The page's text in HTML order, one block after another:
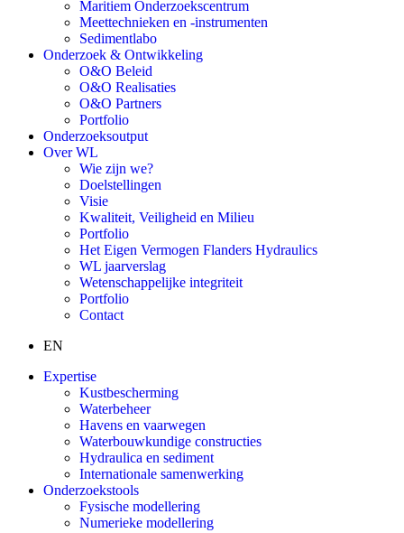
Maritiem Onderzoekscentrum
Meettechnieken en -instrumenten
Sedimentlabo
Onderzoek & Ontwikkeling
O&O Beleid
O&O Realisaties
O&O Partners
Portfolio
Onderzoeksoutput
Over WL
Wie zijn we?
Doelstellingen
Visie
Kwaliteit, Veiligheid en Milieu
Portfolio
Het Eigen Vermogen Flanders Hydraulics
WL jaarverslag
Wetenschappelijke integriteit
Portfolio
Contact
EN
Expertise
Kustbescherming
Waterbeheer
Havens en vaarwegen
Waterbouwkundige constructies
Hydraulica en sediment
Internationale samenwerking
Onderzoekstools
Fysische modellering
Numerieke modellering